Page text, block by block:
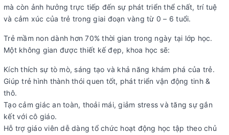
mà còn ảnh hưởng trực tiếp đến sự phát triển thể chất, trí tuệ
và cảm xúc của trẻ trong giai đoạn vàng từ 0 – 6 tuổi.
Trẻ mầm non dành hơn 70% thời gian trong ngày tại lớp học.
Một không gian được thiết kế đẹp, khoa học sẽ:
Kích thích sự tò mò, sáng tạo và khả năng khám phá của trẻ.
Giúp trẻ hình thành thói quen tốt, phát triển vận động tinh &
thô.
Tạo cảm giác an toàn, thoải mái, giảm stress và tăng sự gắn
kết với cô giáo.
Hỗ trợ giáo viên dễ dàng tổ chức hoạt động học tập theo chủ